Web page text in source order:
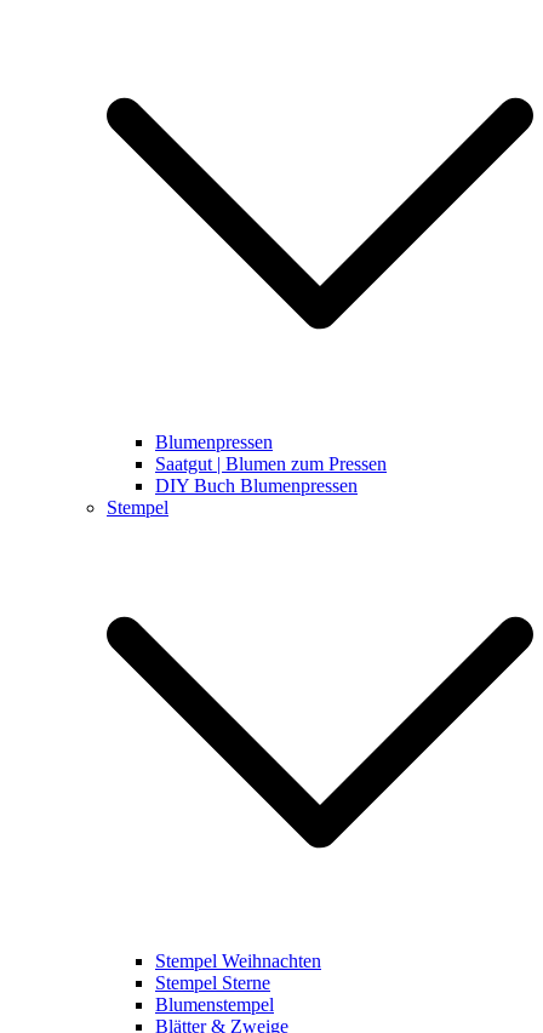
Blumenpressen
Saatgut | Blumen zum Pressen
DIY Buch Blumenpressen
Stempel
Stempel Weihnachten
Stempel Sterne
Blumenstempel
Blätter & Zweige